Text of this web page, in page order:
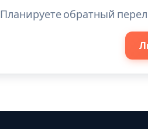
Планируете обратный